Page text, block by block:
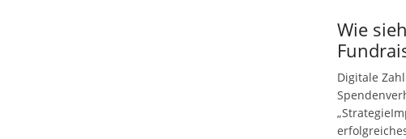
Wie
Digitale